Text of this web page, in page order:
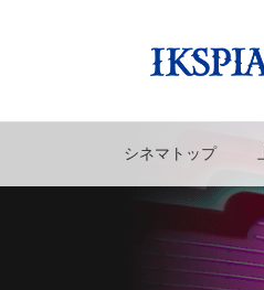
シネマトップ